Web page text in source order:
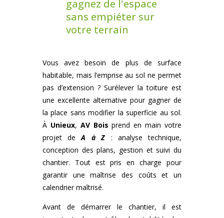
gagnez de l'espace
sans empiéter sur
votre terrain
Vous avez besoin de plus de surface
habitable, mais l’emprise au sol ne permet
pas d’extension ? Surélever la toiture est
une excellente alternative pour gagner de
la place sans modifier la superficie au sol.
À Unieux, AV Bois prend en main votre
projet deA à Z: analyse technique,
conception des plans, gestion et suivi du
chantier. Tout est pris en charge pour
garantir une maîtrise des coûts et un
calendrier maîtrisé.
Avant de démarrer le chantier, il est